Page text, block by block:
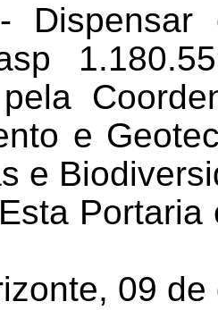
Dispensar
e
e
09